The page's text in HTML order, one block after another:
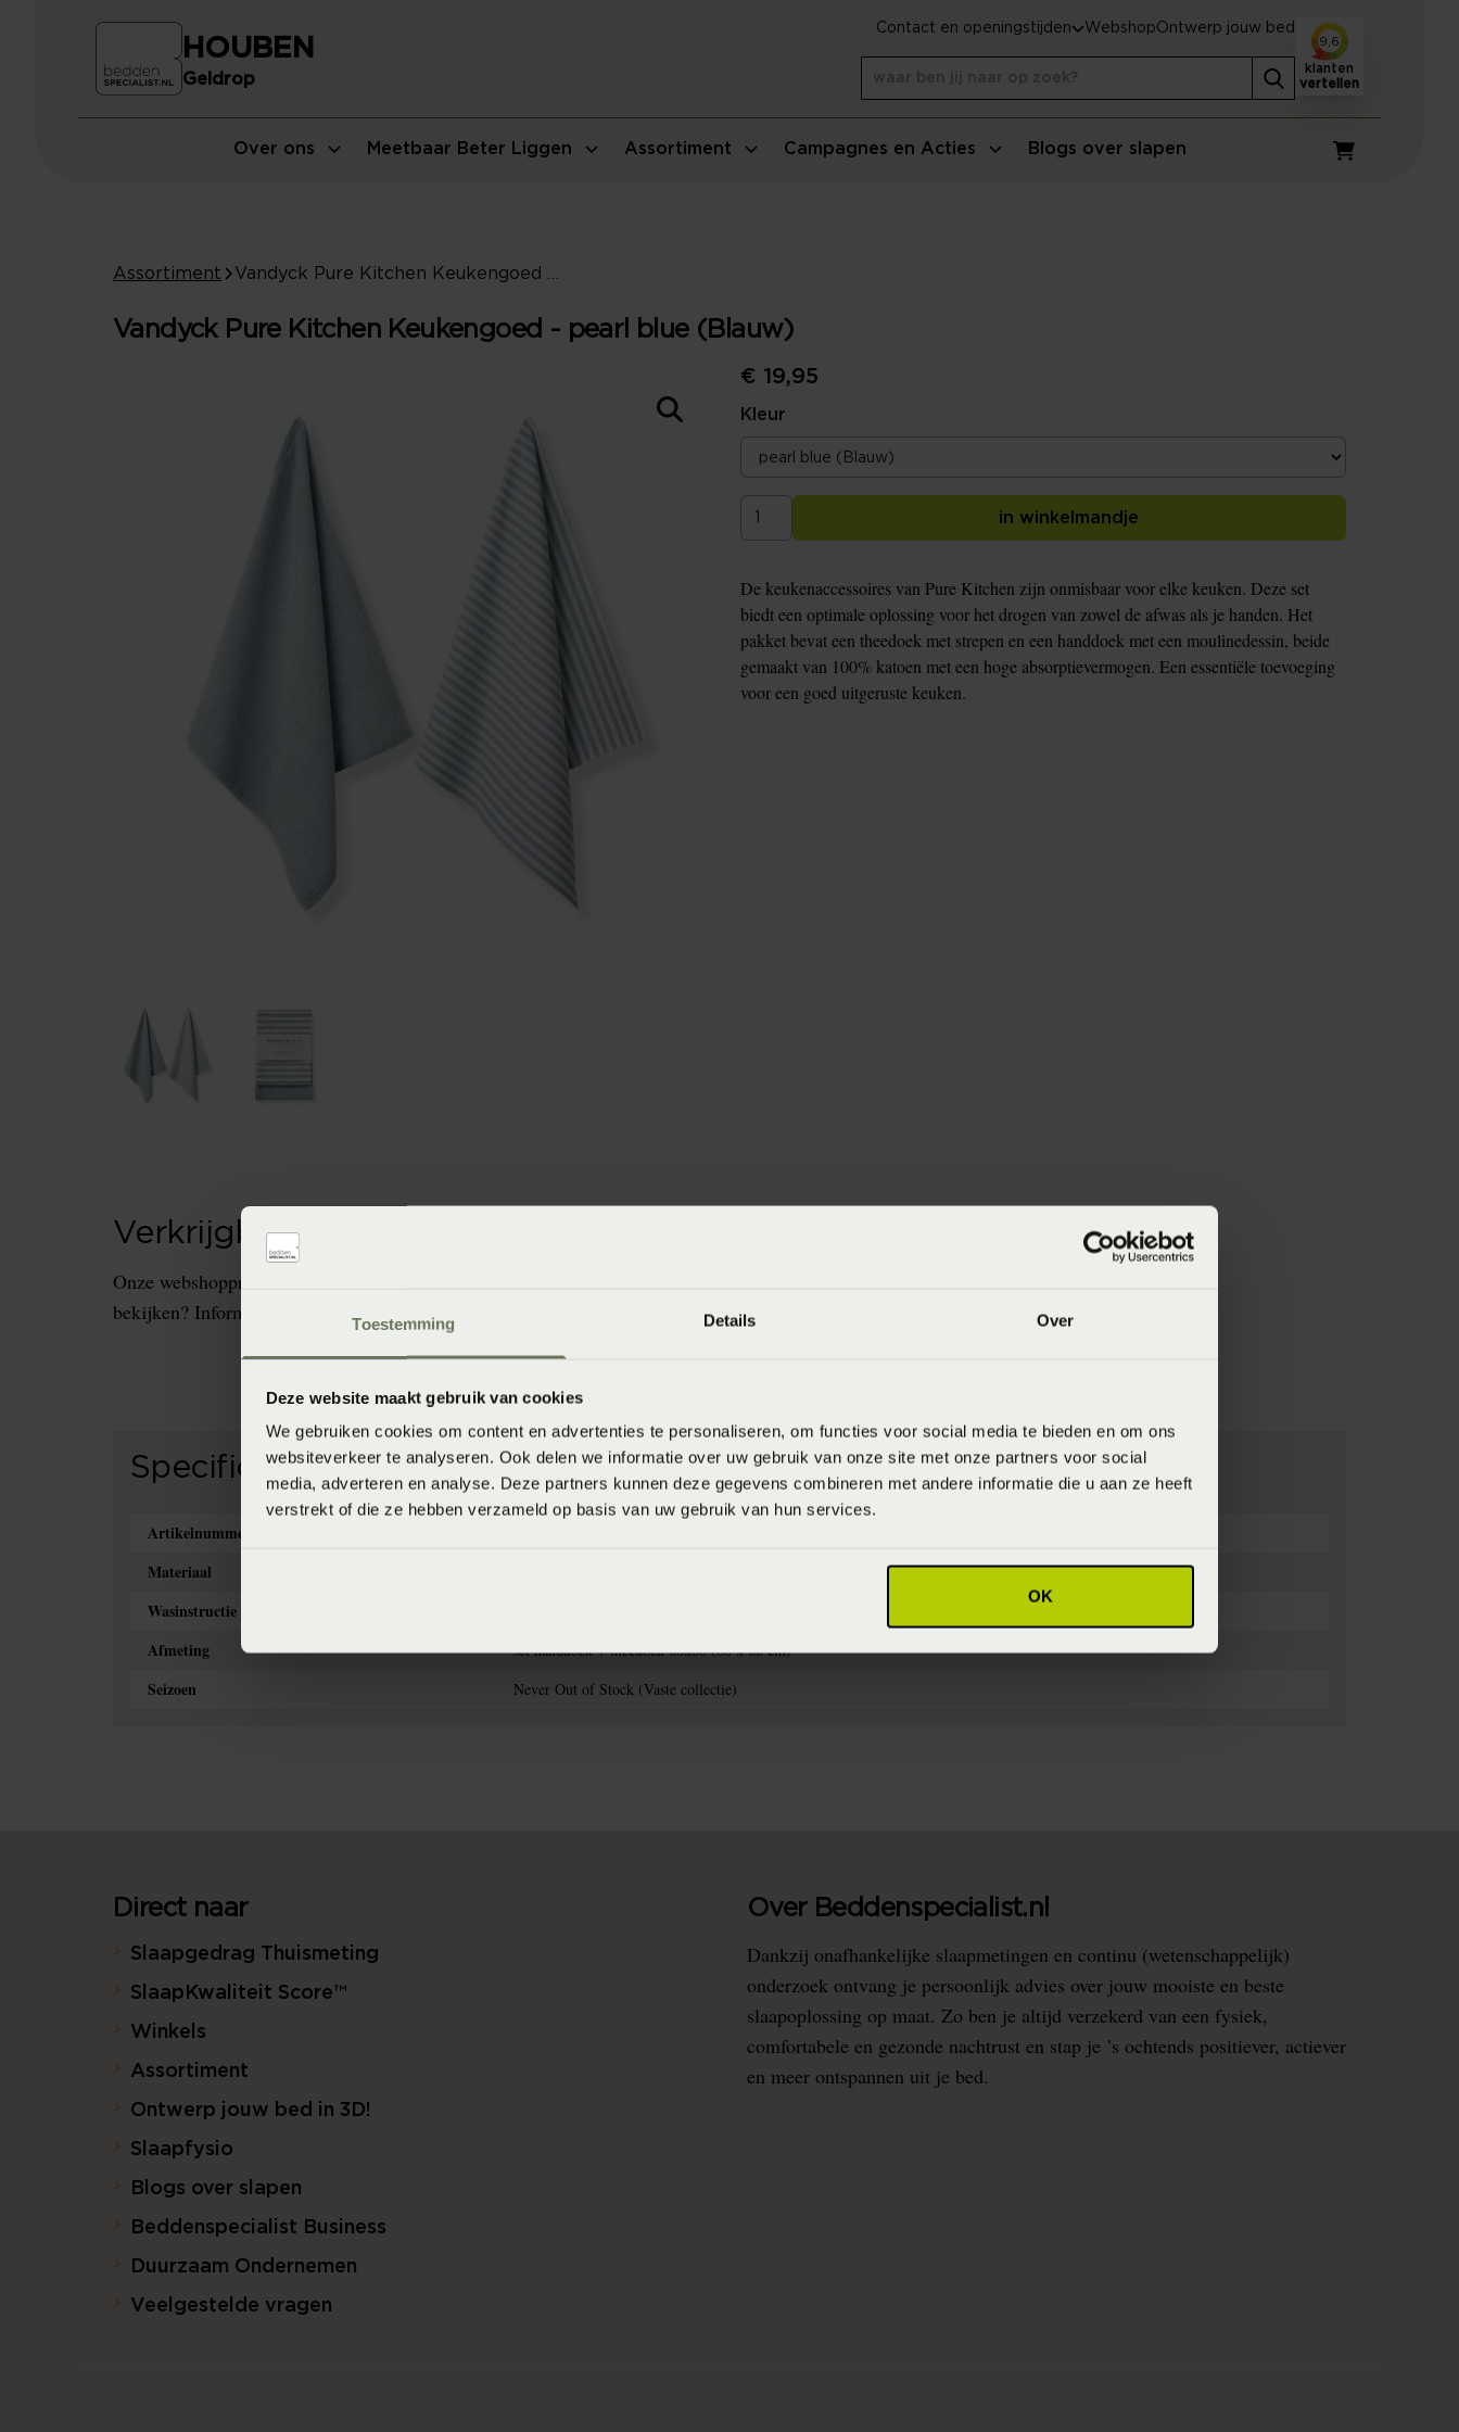
Toestemming Details Over
Deze website maakt gebruik van cookies
We gebruiken cookies om content en advertenties te personaliseren, om functies voor social media te bieden en om ons
websiteverkeer te analyseren. Ook delen we informatie over uw gebruik van onze site met onze partners voor social
media, adverteren en analyse. Deze partners kunnen deze gegevens combineren met andere informatie die u aan ze heeft
verstrekt of die ze hebben verzameld op basis van uw gebruik van hun services.
OK
Over ons Meetbaar Beter Liggen Assortiment Campagnes en Acties Blogs over slapen
Winkelwagen
HOUBEN
Geldrop
Contact en openingstijden WebshopOntwerp jouw bed
9,6
klanten
vertellen
Assortiment
Vandyck Pure Kitchen Keukengoed - pearl blue (Blauw)
€ 19,95
Kleur
in winkelmandje
De keukenaccessoires van Pure Kitchen zijn onmisbaar voor elke keuken. Deze set
biedt een optimale oplossing voor het drogen van zowel de afwas als je handen. Het
pakket bevat een theedoek met strepen en een handdoek met een moulinedessin, beide
gemaakt van 100% katoen met een hoge absorptievermogen. Een essentiële toevoeging
voor een goed uitgeruste keuken.
Verkrijgbaarheid in de winkels
Onze webshopproducten zijn niet altijd verkrijgbaar in de winkel. Wil je het product in de winkel
bekijken? Informeer dan eerst naar de beschikbaarheid.
Specificaties
Artikelnummer
Materiaal
Wasinstructie
Afmeting set handdoek + theedoek 60x60 (60 x 60 cm)
Seizoen Never Out of Stock (Vaste collectie)
Direct naar
Slaapgedrag Thuismeting
SlaapKwaliteit Score™
Winkels
Assortiment
Ontwerp jouw bed in 3D!
Slaapfysio
Blogs over slapen
Beddenspecialist Business
Duurzaam Ondernemen
Veelgestelde vragen
Over Beddenspecialist.nl
Dankzij onafhankelijke slaapmetingen en continu (wetenschappelijk)
onderzoek ontvang je persoonlijk advies over jouw mooiste en beste
slaapoplossing op maat. Zo ben je altijd verzekerd van een fysiek,
comfortabele en gezonde nachtrust en stap je ’s ochtends positiever, actiever
en meer ontspannen uit je bed.